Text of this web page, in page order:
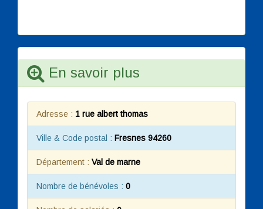
En savoir plus
Adresse : 1 rue albert thomas
Ville & Code postal : Fresnes 94260
Département : Val de marne
Nombre de bénévoles : 0